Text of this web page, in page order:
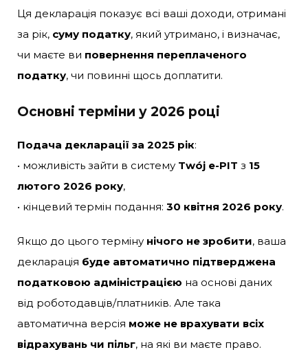
Ця декларація показує всі ваші доходи, отримані
за рік, суму податку, який утримано, і визначає,
чи маєте ви повернення переплаченого
податку, чи повинні щось доплатити.
Основні терміни у 2026 році
Подача декларації за 2025 рік:
• можливість зайти в систему Twój e-PIT з 15
лютого 2026 року,
• кінцевий термін подання: 30 квітня 2026 року.
Якщо до цього терміну нічого не зробити, ваша
декларація буде автоматично підтверджена
податковою адміністрацією на основі даних
від роботодавців/платників. Але така
автоматична версія може не врахувати всіх
відрахувань чи пільг, на які ви маєте право.